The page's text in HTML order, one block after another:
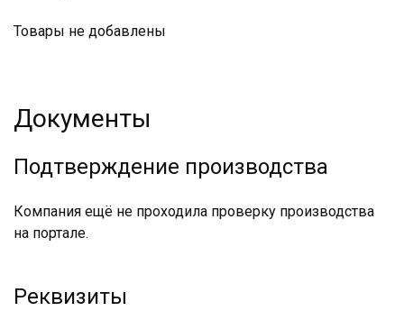
Товары не добавлены
Документы
Подтверждение производства
Компания ещё не проходила проверку производства
на портале.
Реквизиты